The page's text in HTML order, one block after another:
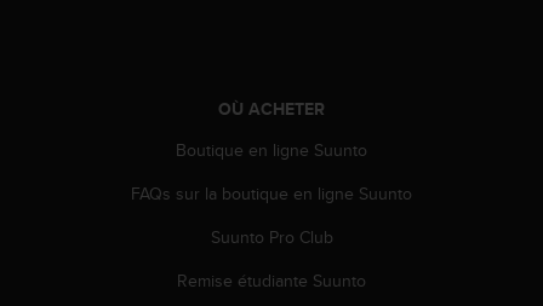
OÙ ACHETER
Boutique en ligne Suunto
FAQs sur la boutique en ligne Suunto
Suunto Pro Club
Remise étudiante Suunto